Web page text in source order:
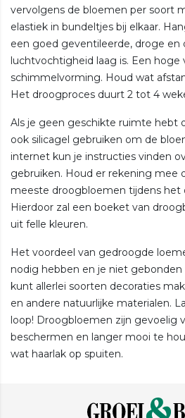
vervolgens de bloemen per soort
elastiek in bundeltjes bij elkaar.
een goed geventileerde, droge en
luchtvochtigheid laag is. Een
schimmelvorming. Houd wat
Het droogproces duurt 2 tot 4
Als je geen geschikte ruimte hebt
ook silicagel gebruiken om de
internet kun je instructies vinden
gebruiken. Houd er rekening mee
meeste droogbloemen tijdens het
Hierdoor zal een boeket van
uit felle kleuren.
Het voordeel van gedroogde
nodig hebben en je niet gebonden
kunt allerlei soorten decoraties
en andere natuurlijke materialen.
loop! Droogbloemen zijn gevoelig
beschermen en langer mooi te
wat haarlak op spuiten.